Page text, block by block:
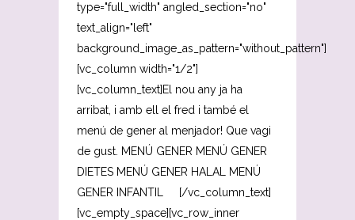
type="full_width" angled_section="no"
text_align="left"
background_image_as_pattern="without_pattern"]
[vc_column width="1/2"]
[vc_column_text]El nou any ja ha
arribat, i amb ell el fred i també el
menú de gener al menjador! Que vagi
de gust. MENÚ GENER MENÚ GENER
DIETES MENÚ GENER HALAL MENÚ
GENER INFANTIL [/vc_column_text]
[vc_empty_space][vc_row_inner